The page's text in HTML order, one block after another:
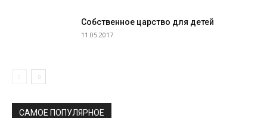
Собственное царство для детей
11.05.2017
САМОЕ ПОПУЛЯРНОЕ